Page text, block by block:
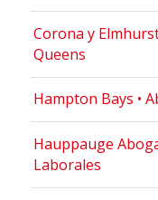
Corona y
Queens
Hampton Bays •
Hauppauge
Laborales